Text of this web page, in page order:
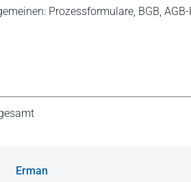
Prozessformulare, BGB,
Erman